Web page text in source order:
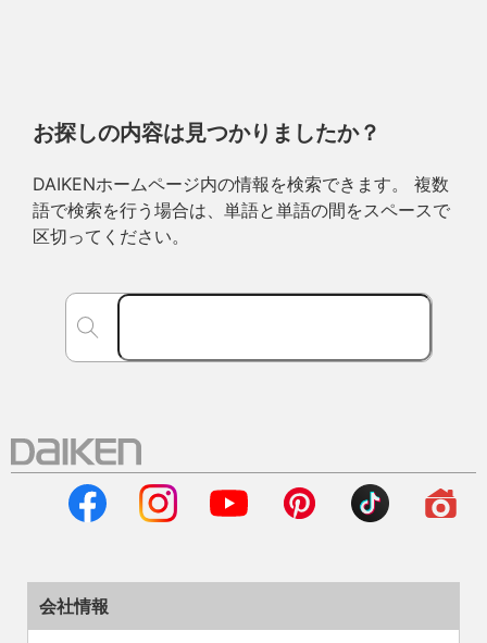
お探しの内容は見つかりましたか？
DAIKENホームページ内の情報を検索できます。 複数
語で検索を行う場合は、単語と単語の間をスペースで
区切ってください。
会社情報